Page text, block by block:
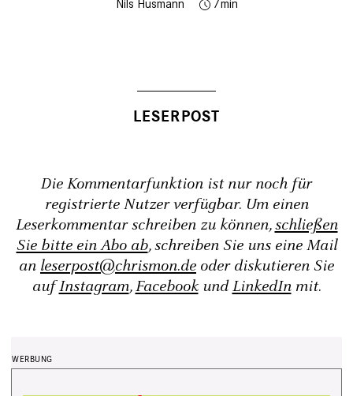
Nils Husmann 7
Die Kommentarfunktion ist nur noch für
registrierte Nutzer verfügbar. Um einen
Leserkommentar schreiben zu können,schließen
Sie bitte ein Abo ab, schreiben Sie uns eine Mail
an leserpost@chrismon.de oder diskutieren Sie
aufInstagram,FacebookundLinkedInmit.